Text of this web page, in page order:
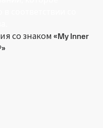
со знаком «My Inner